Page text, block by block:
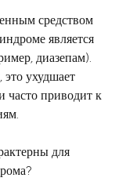
средством
является
диазепам).
ухудшает
часто приводит к
для